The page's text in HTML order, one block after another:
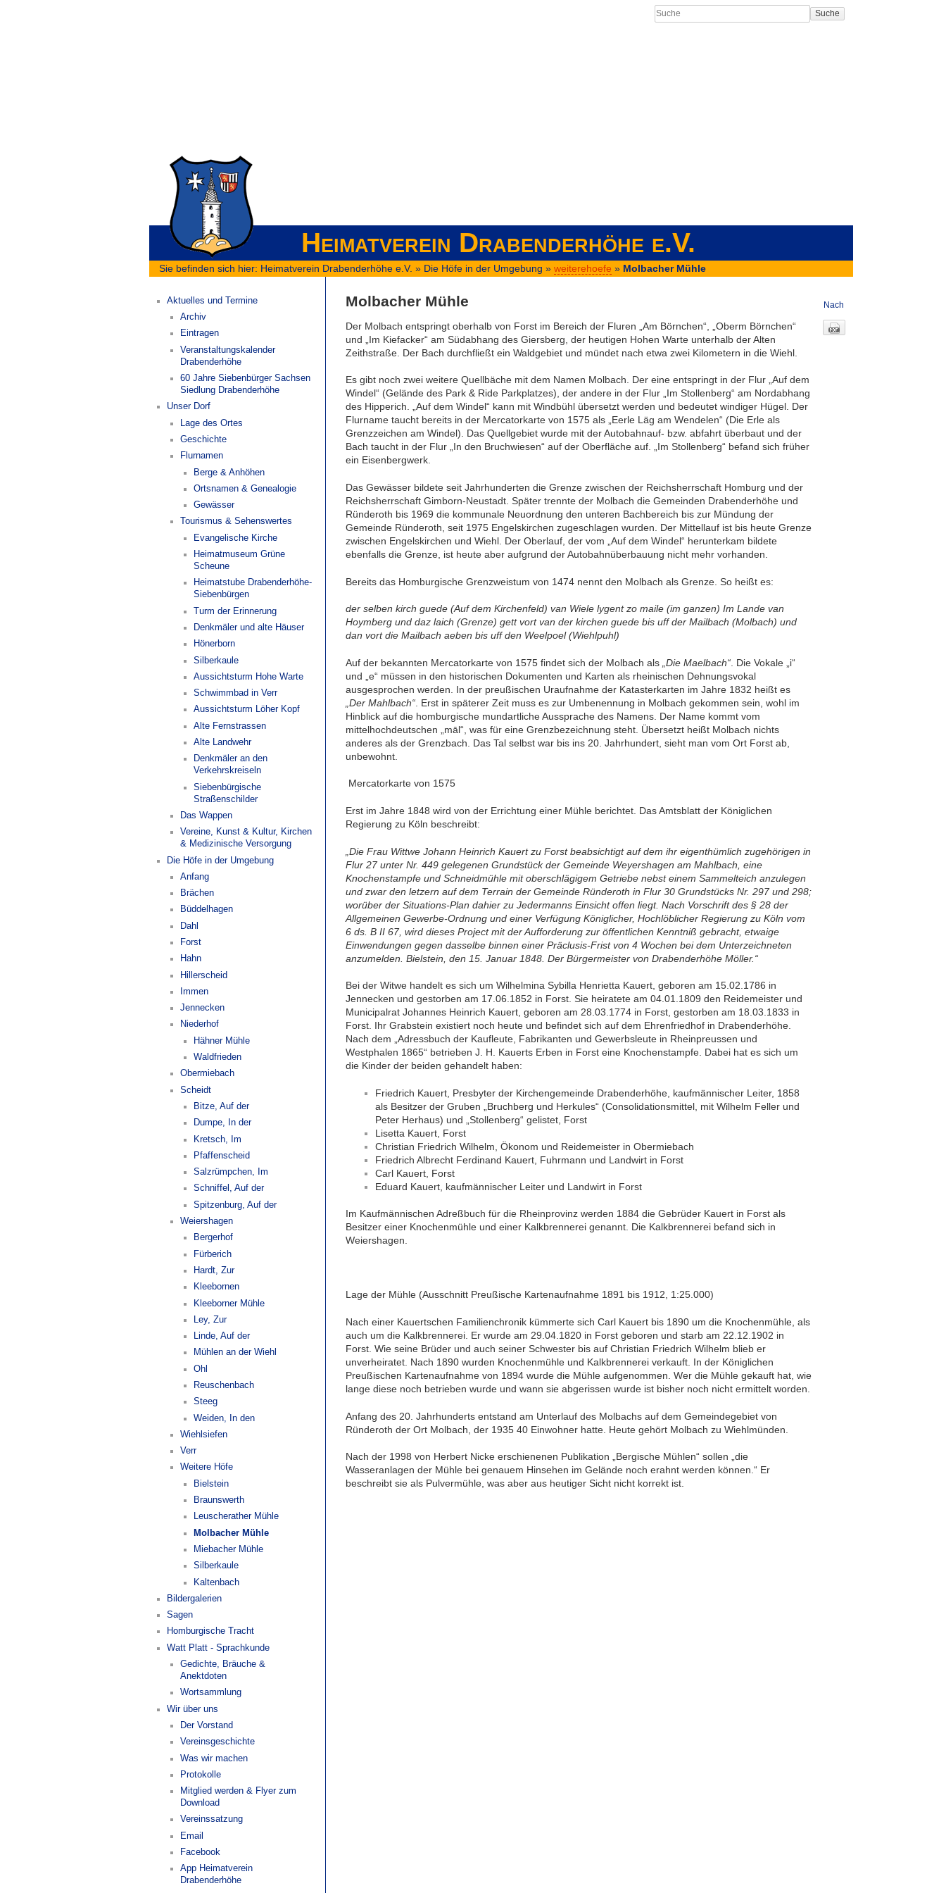
Heimatverein Drabenderhöhe e.V.
Suche
Sie befinden sich hier: Heimatverein Drabenderhöhe e.V. » Die Höfe in der Umgebung » weiterehoefe » Molbacher Mühle
Aktuelles und Termine
Archiv
Eintragen
Veranstaltungskalender
Drabenderhöhe
60 Jahre Siebenbürger Sachsen
Siedlung Drabenderhöhe
Unser Dorf
Lage des Ortes
Geschichte
Flurnamen
Berge & Anhöhen
Ortsnamen & Genealogie
Gewässer
Tourismus & Sehenswertes
Evangelische Kirche
Heimatmuseum Grüne
Scheune
Heimatstube Drabenderhöhe-
Siebenbürgen
Turm der Erinnerung
Denkmäler und alte Häuser
Hönerborn
Silberkaule
Aussichtsturm Hohe Warte
Schwimmbad in Verr
Aussichtsturm Löher Kopf
Alte Fernstrassen
Alte Landwehr
Denkmäler an den
Verkehrskreiseln
Siebenbürgische
Straßenschilder
Das Wappen
Vereine, Kunst & Kultur, Kirchen
& Medizinische Versorgung
Die Höfe in der Umgebung
Anfang
Brächen
Büddelhagen
Dahl
Forst
Hahn
Hillerscheid
Immen
Jennecken
Niederhof
Hähner Mühle
Waldfrieden
Obermiebach
Scheidt
Bitze, Auf der
Dumpe, In der
Kretsch, Im
Pfaffenscheid
Salzrümpchen, Im
Schniffel, Auf der
Spitzenburg, Auf der
Weiershagen
Bergerhof
Fürberich
Hardt, Zur
Kleebornen
Kleeborner Mühle
Ley, Zur
Linde, Auf der
Mühlen an der Wiehl
Ohl
Reuschenbach
Steeg
Weiden, In den
Wiehlsiefen
Verr
Weitere Höfe
Bielstein
Braunswerth
Leuscherather Mühle
Molbacher Mühle
Miebacher Mühle
Silberkaule
Kaltenbach
Bildergalerien
Sagen
Homburgische Tracht
Watt Platt - Sprachkunde
Gedichte, Bräuche &
Anektdoten
Wortsammlung
Wir über uns
Der Vorstand
Vereinsgeschichte
Was wir machen
Protokolle
Mitglied werden & Flyer zum
Download
Vereinssatzung
Email
Facebook
App Heimatverein
Drabenderhöhe
Molbacher Mühle
Der Molbach entspringt oberhalb von Forst im Bereich der Fluren „Am Börnchen“, „Oberm Börnchen“
und „Im Kiefacker“ am Südabhang des Giersberg, der heutigen Hohen Warte unterhalb der Alten
Zeithstraße. Der Bach durchfließt ein Waldgebiet und mündet nach etwa zwei Kilometern in die Wiehl.
Es gibt noch zwei weitere Quellbäche mit dem Namen Molbach. Der eine entspringt in der Flur „Auf dem
Windel“ (Gelände des Park & Ride Parkplatzes), der andere in der Flur „Im Stollenberg“ am Nordabhang
des Hipperich. „Auf dem Windel“ kann mit Windbühl übersetzt werden und bedeutet windiger Hügel. Der
Flurname taucht bereits in der Mercatorkarte von 1575 als „Eerle Läg am Wendelen“ (Die Erle als
Grenzzeichen am Windel). Das Quellgebiet wurde mit der Autobahnauf- bzw. abfahrt überbaut und der
Bach taucht in der Flur „In den Bruchwiesen“ auf der Oberfläche auf. „Im Stollenberg“ befand sich früher
ein Eisenbergwerk.
Das Gewässer bildete seit Jahrhunderten die Grenze zwischen der Reichsherrschaft Homburg und der
Reichsherrschaft Gimborn-Neustadt. Später trennte der Molbach die Gemeinden Drabenderhöhe und
Ründeroth bis 1969 die kommunale Neuordnung den unteren Bachbereich bis zur Mündung der
Gemeinde Ründeroth, seit 1975 Engelskirchen zugeschlagen wurden. Der Mittellauf ist bis heute Grenze
zwischen Engelskirchen und Wiehl. Der Oberlauf, der vom „Auf dem Windel“ herunterkam bildete
ebenfalls die Grenze, ist heute aber aufgrund der Autobahnüberbauung nicht mehr vorhanden.
Bereits das Homburgische Grenzweistum von 1474 nennt den Molbach als Grenze. So heißt es:
der selben kirch guede (Auf dem Kirchenfeld) van Wiele lygent zo maile (im ganzen) Im Lande van
Hoymberg und daz laich (Grenze) gett vort van der kirchen guede bis uff der Mailbach (Molbach) und
dan vort die Mailbach aeben bis uff den Weelpoel (Wiehlpuhl)
Auf der bekannten Mercatorkarte von 1575 findet sich der Molbach als „Die Maelbach“ . Die Vokale „i“
und „e“ müssen in den historischen Dokumenten und Karten als rheinischen Dehnungsvokal
ausgesprochen werden. In der preußischen Uraufnahme der Katasterkarten im Jahre 1832 heißt es
„Der Mahlbach“ . Erst in späterer Zeit muss es zur Umbenennung in Molbach gekommen sein, wohl im
Hinblick auf die homburgische mundartliche Aussprache des Namens. Der Name kommt vom
mittelhochdeutschen „māl“, was für eine Grenzbezeichnung steht. Übersetzt heißt Molbach nichts
anderes als der Grenzbach. Das Tal selbst war bis ins 20. Jahrhundert, sieht man vom Ort Forst ab,
unbewohnt.
Mercatorkarte von 1575
Erst im Jahre 1848 wird von der Errichtung einer Mühle berichtet. Das Amtsblatt der Königlichen
Regierung zu Köln beschreibt:
„Die Frau Wittwe Johann Heinrich Kauert zu Forst beabsichtigt auf dem ihr eigenthümlich zugehörigen in
Flur 27 unter Nr. 449 gelegenen Grundstück der Gemeinde Weyershagen am Mahlbach, eine
Knochenstampfe und Schneidmühle mit oberschlägigem Getriebe nebst einem Sammelteich anzulegen
und zwar den letzern auf dem Terrain der Gemeinde Ründeroth in Flur 30 Grundstücks Nr. 297 und 298;
worüber der Situations-Plan dahier zu Jedermanns Einsicht offen liegt. Nach Vorschrift des § 28 der
Allgemeinen Gewerbe-Ordnung und einer Verfügung Königlicher, Hochlöblicher Regierung zu Köln vom
6 ds. B II 67, wird dieses Project mit der Aufforderung zur öffentlichen Kenntniß gebracht, etwaige
Einwendungen gegen dasselbe binnen einer Präclusis-Frist von 4 Wochen bei dem Unterzeichneten
anzumelden. Bielstein, den 15. Januar 1848. Der Bürgermeister von Drabenderhöhe Möller.“
Bei der Witwe handelt es sich um Wilhelmina Sybilla Henrietta Kauert, geboren am 15.02.1786 in
Jennecken und gestorben am 17.06.1852 in Forst. Sie heiratete am 04.01.1809 den Reidemeister und
Municipalrat Johannes Heinrich Kauert, geboren am 28.03.1774 in Forst, gestorben am 18.03.1833 in
Forst. Ihr Grabstein existiert noch heute und befindet sich auf dem Ehrenfriedhof in Drabenderhöhe.
Nach dem „Adressbuch der Kaufleute, Fabrikanten und Gewerbsleute in Rheinpreussen und
Westphalen 1865“ betrieben J. H. Kauerts Erben in Forst eine Knochenstampfe. Dabei hat es sich um
die Kinder der beiden gehandelt haben:
Friedrich Kauert, Presbyter der Kirchengemeinde Drabenderhöhe, kaufmännischer Leiter, 1858
als Besitzer der Gruben „Bruchberg und Herkules“ (Consolidationsmittel, mit Wilhelm Feller und
Peter Herhaus) und „Stollenberg“ gelistet, Forst
Lisetta Kauert, Forst
Christian Friedrich Wilhelm, Ökonom und Reidemeister in Obermiebach
Friedrich Albrecht Ferdinand Kauert, Fuhrmann und Landwirt in Forst
Carl Kauert, Forst
Eduard Kauert, kaufmännischer Leiter und Landwirt in Forst
Im Kaufmännischen Adreßbuch für die Rheinprovinz werden 1884 die Gebrüder Kauert in Forst als
Besitzer einer Knochenmühle und einer Kalkbrennerei genannt. Die Kalkbrennerei befand sich in
Weiershagen.
Lage der Mühle (Ausschnitt Preußische Kartenaufnahme 1891 bis 1912, 1:25.000)
Nach einer Kauertschen Familienchronik kümmerte sich Carl Kauert bis 1890 um die Knochenmühle, als
auch um die Kalkbrennerei. Er wurde am 29.04.1820 in Forst geboren und starb am 22.12.1902 in
Forst. Wie seine Brüder und auch seiner Schwester bis auf Christian Friedrich Wilhelm blieb er
unverheiratet. Nach 1890 wurden Knochenmühle und Kalkbrennerei verkauft. In der Königlichen
Preußischen Kartenaufnahme von 1894 wurde die Mühle aufgenommen. Wer die Mühle gekauft hat, wie
lange diese noch betrieben wurde und wann sie abgerissen wurde ist bisher noch nicht ermittelt worden.
Anfang des 20. Jahrhunderts entstand am Unterlauf des Molbachs auf dem Gemeindegebiet von
Ründeroth der Ort Molbach, der 1935 40 Einwohner hatte. Heute gehört Molbach zu Wiehlmünden.
Nach der 1998 von Herbert Nicke erschienenen Publikation „Bergische Mühlen“ sollen „die
Wasseranlagen der Mühle bei genauem Hinsehen im Gelände noch erahnt werden können.“ Er
beschreibt sie als Pulvermühle, was aber aus heutiger Sicht nicht korrekt ist.
Nach oben